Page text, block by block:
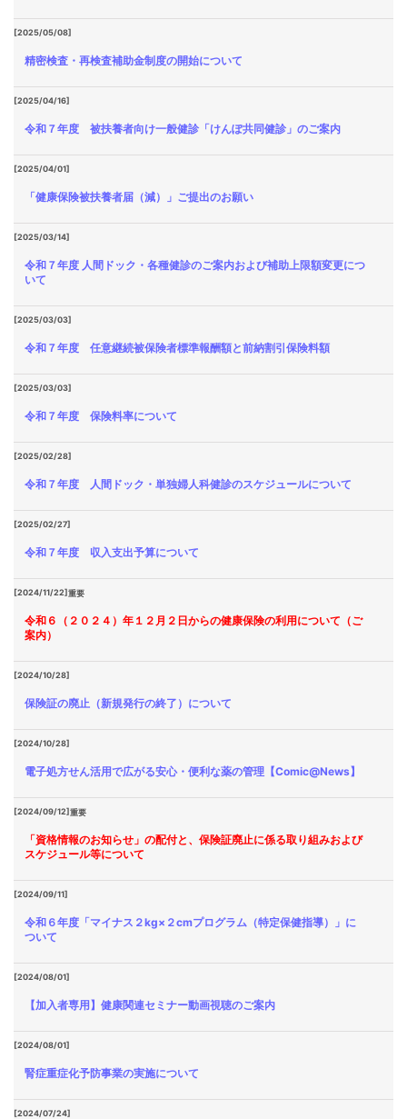
[2025/05/08]
精密検査・再検査補助金制度の開始について
[2025/04/16]
令和７年度 被扶養者向け一般健診「けんぽ共同健診」のご案内
[2025/04/01]
「健康保険被扶養者届（減）」ご提出のお願い
[2025/03/14]
令和７年度 人間ドック・各種健診のご案内および補助上限額変更につ
いて
[2025/03/03]
令和７年度 任意継続被保険者標準報酬額と前納割引保険料額
[2025/03/03]
令和７年度 保険料率について
[2025/02/28]
令和７年度 人間ドック・単独婦人科健診のスケジュールについて
[2025/02/27]
令和７年度 収入支出予算について
[2024/11/22]重要
令和６（２０２４）年１２月２日からの健康保険の利用について（ご
案内）
[2024/10/28]
保険証の廃止（新規発行の終了）について
[2024/10/28]
電子処方せん活用で広がる安心・便利な薬の管理【Comic@News】
[2024/09/12]重要
「資格情報のお知らせ」の配付と、保険証廃止に係る取り組みおよび
スケジュール等について
[2024/09/11]
令和６年度「マイナス２kg×２cmプログラム（特定保健指導）」に
ついて
[2024/08/01]
【加入者専用】健康関連セミナー動画視聴のご案内
[2024/08/01]
腎症重症化予防事業の実施について
[2024/07/24]